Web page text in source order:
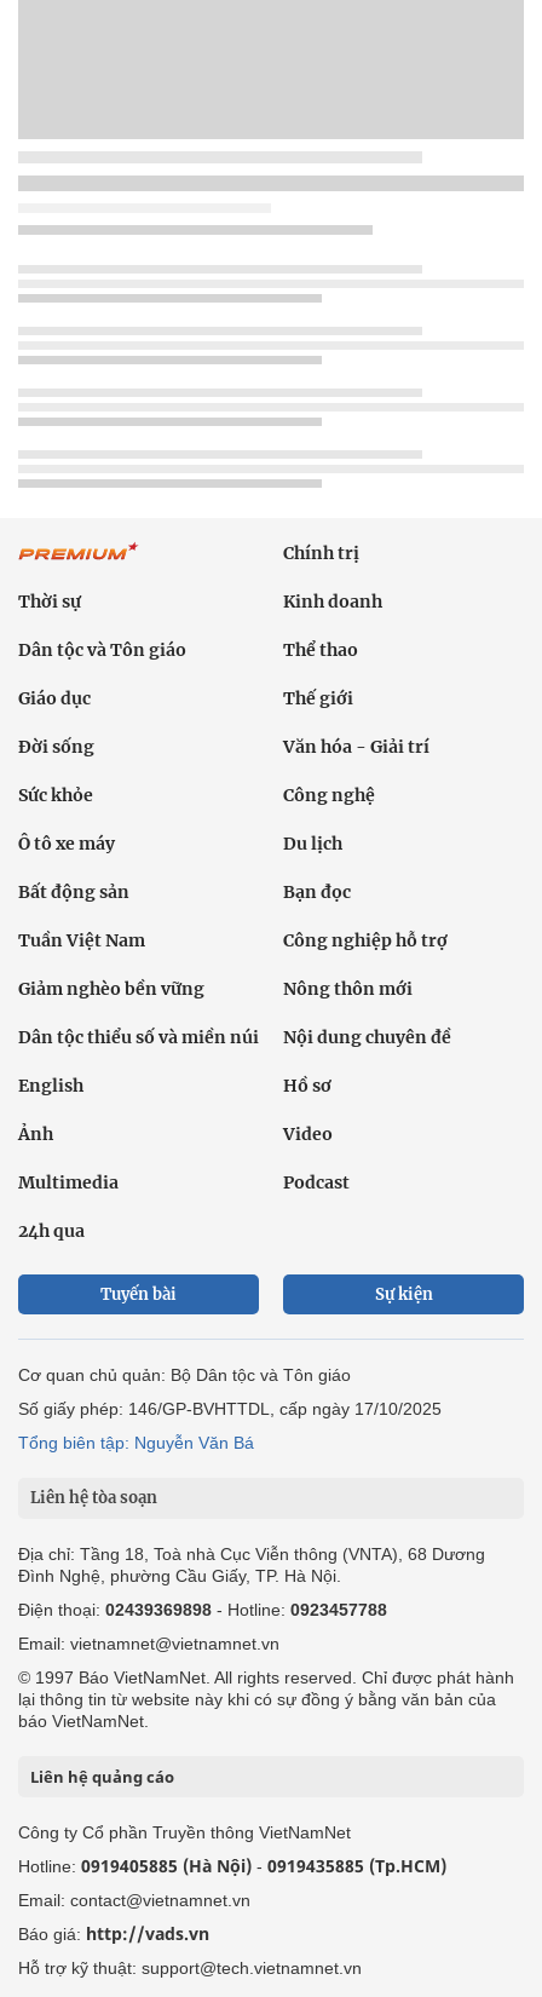
Chính trị
Thời sự Kinh doanh
Dân tộc và Tôn giáo Thể thao
Giáo dục Thế giới
Đời sống Văn hóa - Giải trí
Sức khỏe Công nghệ
Ô tô xe máy Du lịch
Bất động sản Bạn đọc
Tuần Việt Nam Công nghiệp hỗ trợ
Giảm nghèo bền vững Nông thôn mới
Dân tộc thiểu số và miền núi Nội dung chuyên đề
English Hồ sơ
Ảnh Video
Multimedia Podcast
24h qua
Tuyến bài Sự kiện
Cơ quan chủ quản: Bộ Dân tộc và Tôn giáo
Số giấy phép: 146/GP-BVHTTDL, cấp ngày 17/10/2025
Tổng biên tập: Nguyễn Văn Bá
Liên hệ tòa soạn
Địa chỉ: Tầng 18, Toà nhà Cục Viễn thông (VNTA), 68 Dương
Đình Nghệ, phường Cầu Giấy, TP. Hà Nội.
Điện thoại: 02439369898 - Hotline: 0923457788
Email: vietnamnet@vietnamnet.vn
© 1997 Báo VietNamNet. All rights reserved. Chỉ được phát hành
lại thông tin từ website này khi có sự đồng ý bằng văn bản của
báo VietNamNet.
Liên hệ quảng cáo
Công ty Cổ phần Truyền thông VietNamNet
Hotline: 0919405885 (Hà Nội) - 0919435885 (Tp.HCM)
Email: contact@vietnamnet.vn
Báo giá: http://vads.vn
Hỗ trợ kỹ thuật: support@tech.vietnamnet.vn